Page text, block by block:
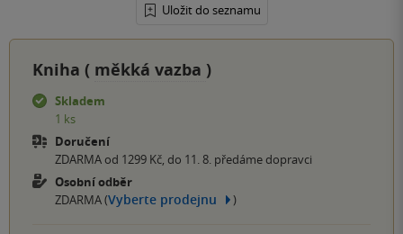
Uložit do seznamu
Kniha ( měkká vazba )
Skladem
1 ks
Doručení
ZDARMA od 1299 Kč, do 11. 8. předáme dopravci
Osobní odběr
ZDARMA (Vyberte prodejnu )